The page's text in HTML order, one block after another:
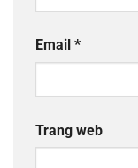
Email *
Trang web